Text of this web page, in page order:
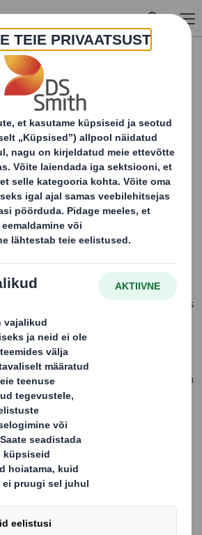
transpordikasti stiilis
nii pealetrükiga kui ka ilma,
vastavalt teie
teie lainepapist kastid nii, et ruum oleks
tugevus optimaalne ning
ja logistika iga aspekti ning
ning tagavad, et teie väärtuslik kaup on
kui vajate:
erinevate kihtide arvuga papi ja
valik
manuaalsetele pakendamisliinidele
ja müügi tõhustamist kvaliteetse